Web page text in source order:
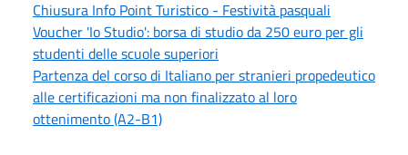
Chiusura Info Point Turistico - Festività pasquali
Voucher 'Io Studio': borsa di studio da 250 euro per gli
studenti delle scuole superiori
Partenza del corso di Italiano per stranieri propedeutico
alle certificazioni ma non finalizzato al loro
ottenimento (A2-B1)